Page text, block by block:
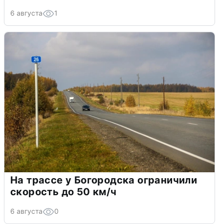
6 августа 1
На трассе у Богородска ограничили
скорость до 50 км/ч
6 августа 0